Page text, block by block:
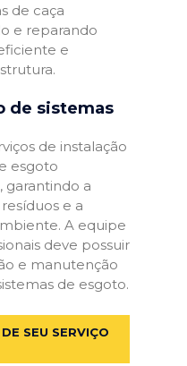
de caça
e reparando
e
de sistemas
de instalação
esgoto
garantindo a
e a
A equipe
deve possuir
e manutenção
de esgoto.
SEU SERVIÇO